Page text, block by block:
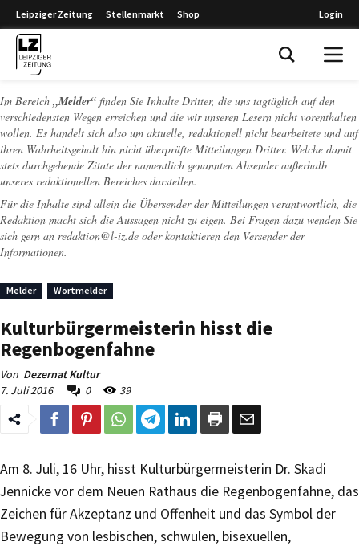
Leipziger Zeitung Stellenmarkt Shop Login
Im Bereich „Melder“ finden Sie Inhalte Dritter, die uns tagtäglich auf den
verschiedensten Wegen erreichen und die wir unseren Lesern nicht vorenthalten
wollen. Es handelt sich also um aktuelle, redaktionell nicht bearbeitete und auf
ihren Wahrheitsgehalt hin nicht überprüfte Mitteilungen Dritter. Welche damit
stets durchgehende Zitate der namentlich genannten Absender außerhalb
unseres redaktionellen Bereiches darstellen.
Für die Inhalte sind allein die Übersender der Mitteilungen verantwortlich, die
Redaktion macht sich die Aussagen nicht zu eigen. Bei Fragen dazu wenden Sie
sich gern an redaktion@l-iz.de oder kontaktieren den Versender der
Informationen.
Melder Wortmelder
Kulturbürgermeisterin hisst die
Regenbogenfahne
Von Dezernat Kultur
7. Juli 2016
0 39
Am 8. Juli, 16 Uhr, hisst Kulturbürgermeisterin Dr. Skadi
Jennicke vor dem Neuen Rathaus die Regenbogenfahne, das
Zeichen für Akzeptanz und Offenheit und das Symbol der
Bewegung von lesbischen, schwulen, bisexuellen,